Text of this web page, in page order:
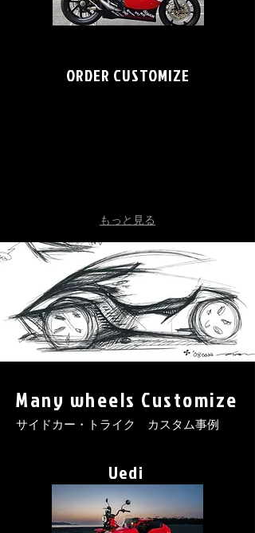
ORDER CUSTOMIZE
もっと見る
Many wheels Customize
サイドカー・トライク カスタム事例
Uedi